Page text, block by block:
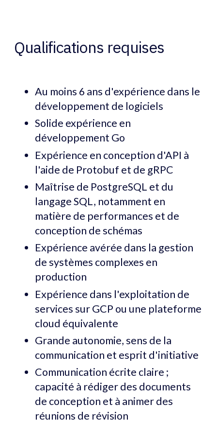
Qualifications requises
Au moins 6 ans d'expérience dans le
développement de logiciels
Solide expérience en
développement Go
Expérience en conception d'API à
l'aide de Protobuf et de gRPC
Maîtrise de PostgreSQL et du
langage SQL, notamment en
matière de performances et de
conception de schémas
Expérience avérée dans la gestion
de systèmes complexes en
production
Expérience dans l'exploitation de
services sur GCP ou une plateforme
cloud équivalente
Grande autonomie, sens de la
communication et esprit d'initiative
Communication écrite claire ;
capacité à rédiger des documents
de conception et à animer des
réunions de révision